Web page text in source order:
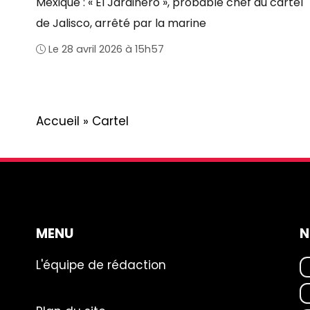
de Jalisco, arrêté par la marine
Le 28 avril 2026 à 15h57
Accueil » Cartel
MENU
L'équipe de rédaction